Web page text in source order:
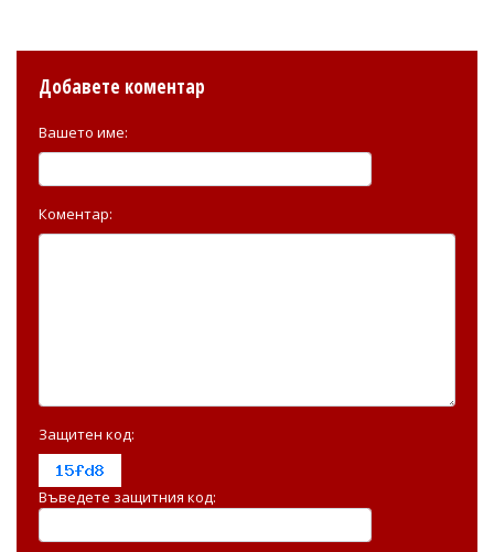
Добавете коментар
Вашето име:
Коментар:
Защитен код:
Въведете защитния код: